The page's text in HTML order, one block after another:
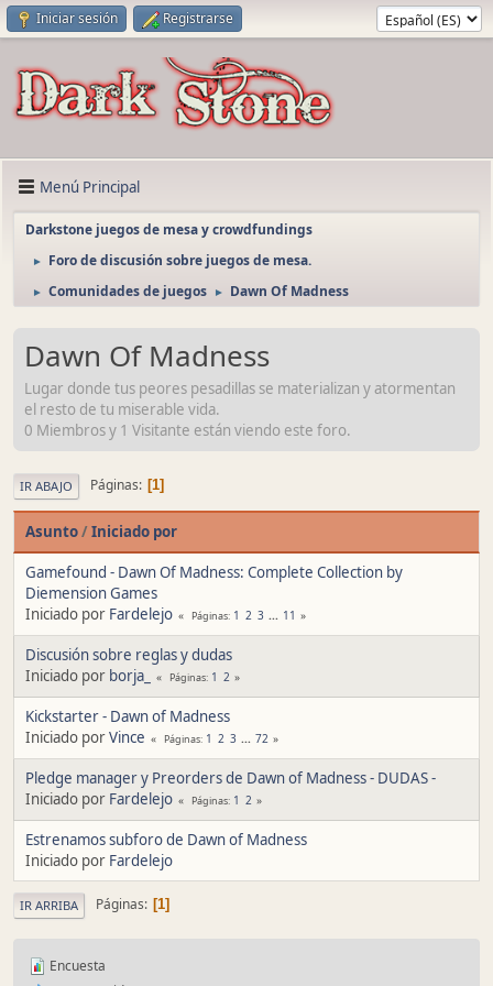
Iniciar sesión Registrarse
Menú Principal
Darkstone juegos de mesa y crowdfundings
► Foro de discusión sobre juegos de mesa.
► Comunidades de juegos ► Dawn Of Madness
Dawn Of Madness
Lugar donde tus peores pesadillas se materializan y atormentan
el resto de tu miserable vida.
0 Miembros y 1 Visitante están viendo este foro.
IR ABAJO Páginas 1
Asunto/Iniciado por
Gamefound - Dawn Of Madness: Complete Collection by
Diemension Games
Iniciado por Fardelejo Páginas 1 2 3 ... 11
Discusión sobre reglas y dudas
Iniciado por borja_ Páginas 1 2
Kickstarter - Dawn of Madness
Iniciado porVince Páginas 1 2 3 ... 72
Pledge manager y Preorders de Dawn of Madness - DUDAS -
Iniciado por Fardelejo Páginas 1 2
Estrenamos subforo de Dawn of Madness
Iniciado por Fardelejo
IR ARRIBA Páginas 1
Encuesta